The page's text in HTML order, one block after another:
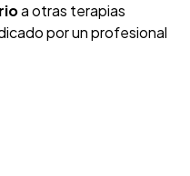
a otras terapias
por un profesional